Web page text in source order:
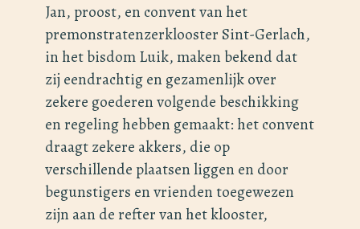
Jan, proost, en convent van het
premonstratenzerklooster Sint-Gerlach,
in het bisdom Luik, maken bekend dat
zij eendrachtig en gezamenlijk over
zekere goederen volgende beschikking
en regeling hebben gemaakt: het convent
draagt zekere akkers, die op
verschillende plaatsen liggen en door
begunstigers en vrienden toegewezen
zijn aan de refter van het klooster,